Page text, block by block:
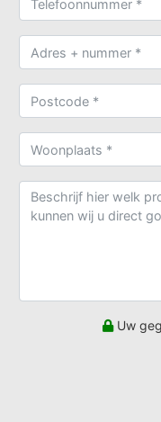
Uw